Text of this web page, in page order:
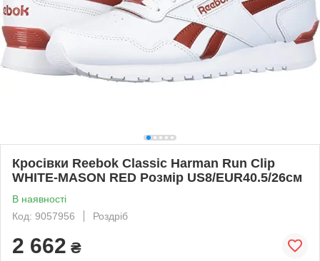
Кросівки Reebok Classic Harman Run Clip
WHITE-MASON RED Розмір US8/EUR40.5/26см
В наявності
Код: 9057956
Роздріб
2 662 ₴